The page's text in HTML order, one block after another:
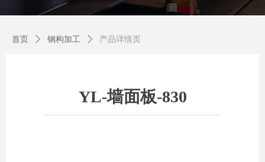
YL-墙面板-830
首页 ꄲ 钢构加工 ꄲ 产品详情页